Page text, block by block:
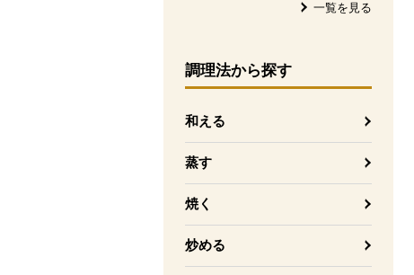
一覧を見る
調理法から探す
和える
蒸す
焼く
炒める